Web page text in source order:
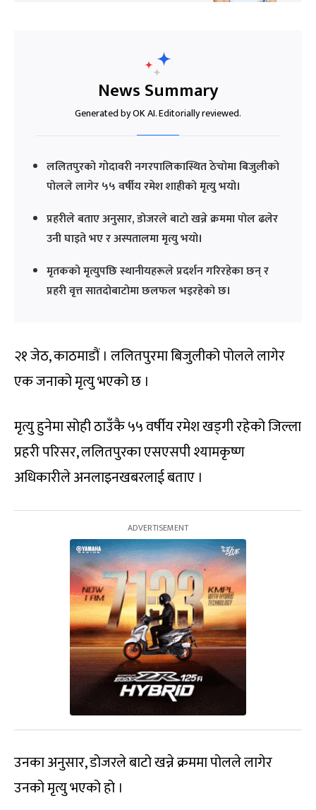
News Summary
Generated by OK AI. Editorially reviewed.
ललितपुरको गोदावरी नगरपालिकास्थित ठेचोमा बिजुलीको
पोलले लागेर ५५ वर्षीय रमेश शाहीको मृत्यु भयो।
प्रहरीले बताए अनुसार, डोजरले बाटो खन्ने क्रममा पोल ढलेर
उनी घाइते भए र अस्पतालमा मृत्यु भयो।
मृतकको मृत्युपछि स्थानीयहरूले प्रदर्शन गरिरहेका छन् र
प्रहरी वृत्त सातदोबाटोमा छलफल भइरहेको छ।
२१ जेठ, काठमाडौं । ललितपुरमा बिजुलीको पोलले लागेर
एक जनाको मृत्यु भएको छ ।
मृत्यु हुनेमा सोही ठाउँकै ५५ वर्षीय रमेश खड्गी रहेको जिल्ला
प्रहरी परिसर, ललितपुरका एसएसपी श्यामकृष्ण
अधिकारीले अनलाइनखबरलाई बताए ।
उनका अनुसार, डोजरले बाटो खन्ने क्रममा पोलले लागेर
उनको मृत्यु भएको हो ।